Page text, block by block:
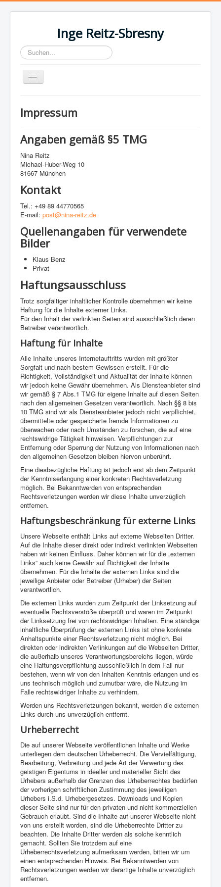
Inge Reitz-Sbresny
Suchen...
Toggle
Navigation
Leben
Veröffentlichungen
Plakatgedicht
Literarisches Schaufenster
Inge-Reitz-Straße
Impressum
Angaben gemäß §5 TMG
Nina Reitz
Michael-Huber-Weg 10
81667 München
Kontakt
Tel.: +49 89 44770565
E-mail: post@nina-reitz.de
Quellenangaben für verwendete
Bilder
Klaus Benz
Privat
Haftungsausschluss
Trotz sorgfältiger inhaltlicher Kontrolle übernehmen wir keine
Haftung für die Inhalte externer Links.
Für den Inhalt der verlinkten Seiten sind ausschließlich deren
Betreiber verantwortlich.
Haftung für Inhalte
Alle Inhalte unseres Internetauftritts wurden mit größter
Sorgfalt und nach bestem Gewissen erstellt. Für die
Richtigkeit, Vollständigkeit und Aktualität der Inhalte können
wir jedoch keine Gewähr übernehmen. Als Diensteanbieter sind
wir gemäß § 7 Abs.1 TMG für eigene Inhalte auf diesen Seiten
nach den allgemeinen Gesetzen verantwortlich. Nach §§ 8 bis
10 TMG sind wir als Diensteanbieter jedoch nicht verpflichtet,
übermittelte oder gespeicherte fremde Informationen zu
überwachen oder nach Umständen zu forschen, die auf eine
rechtswidrige Tätigkeit hinweisen. Verpflichtungen zur
Entfernung oder Sperrung der Nutzung von Informationen nach
den allgemeinen Gesetzen bleiben hiervon unberührt.
Eine diesbezügliche Haftung ist jedoch erst ab dem Zeitpunkt
der Kenntniserlangung einer konkreten Rechtsverletzung
möglich. Bei Bekanntwerden von entsprechenden
Rechtsverletzungen werden wir diese Inhalte unverzüglich
entfernen.
Haftungsbeschränkung für externe Links
Unsere Webseite enthält Links auf externe Webseiten Dritter.
Auf die Inhalte dieser direkt oder indirekt verlinkten Webseiten
haben wir keinen Einfluss. Daher können wir für die „externen
Links“ auch keine Gewähr auf Richtigkeit der Inhalte
übernehmen. Für die Inhalte der externen Links sind die
jeweilige Anbieter oder Betreiber (Urheber) der Seiten
verantwortlich.
Die externen Links wurden zum Zeitpunkt der Linksetzung auf
eventuelle Rechtsverstöße überprüft und waren im Zeitpunkt
der Linksetzung frei von rechtswidrigen Inhalten. Eine ständige
inhaltliche Überprüfung der externen Links ist ohne konkrete
Anhaltspunkte einer Rechtsverletzung nicht möglich. Bei
direkten oder indirekten Verlinkungen auf die Webseiten Dritter,
die außerhalb unseres Verantwortungsbereichs liegen, würde
eine Haftungsverpflichtung ausschließlich in dem Fall nur
bestehen, wenn wir von den Inhalten Kenntnis erlangen und es
uns technisch möglich und zumutbar wäre, die Nutzung im
Falle rechtswidriger Inhalte zu verhindern.
Werden uns Rechtsverletzungen bekannt, werden die externen
Links durch uns unverzüglich entfernt.
Urheberrecht
Die auf unserer Webseite veröffentlichen Inhalte und Werke
unterliegen dem deutschen Urheberrecht. Die Vervielfältigung,
Bearbeitung, Verbreitung und jede Art der Verwertung des
geistigen Eigentums in ideeller und materieller Sicht des
Urhebers außerhalb der Grenzen des Urheberrechtes bedürfen
der vorherigen schriftlichen Zustimmung des jeweiligen
Urhebers i.S.d. Urhebergesetzes. Downloads und Kopien
dieser Seite sind nur für den privaten und nicht kommerziellen
Gebrauch erlaubt. Sind die Inhalte auf unserer Webseite nicht
von uns erstellt worden, sind die Urheberrechte Dritter zu
beachten. Die Inhalte Dritter werden als solche kenntlich
gemacht. Sollten Sie trotzdem auf eine
Urheberrechtsverletzung aufmerksam werden, bitten wir um
einen entsprechenden Hinweis. Bei Bekanntwerden von
Rechtsverletzungen werden wir derartige Inhalte unverzüglich
entfernen.